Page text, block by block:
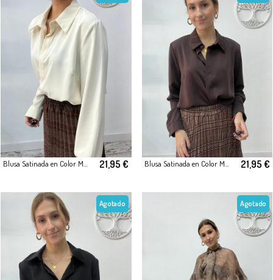
21,95 € 21,95 €
Agotado Agotado